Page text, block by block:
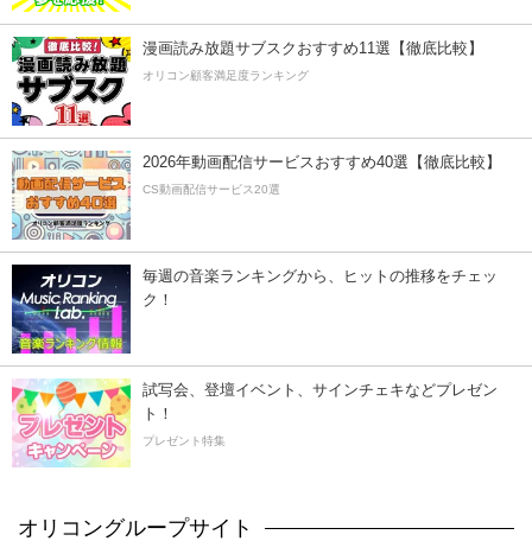
漫画読み放題サブスクおすすめ11選【徹底比較】
オリコン顧客満足度ランキング
2026年動画配信サービスおすすめ40選【徹底比較】
CS動画配信サービス20選
毎週の音楽ランキングから、ヒットの推移をチェッ
ク！
試写会、登壇イベント、サインチェキなどプレゼン
ト！
プレゼント特集
オリコングループサイト